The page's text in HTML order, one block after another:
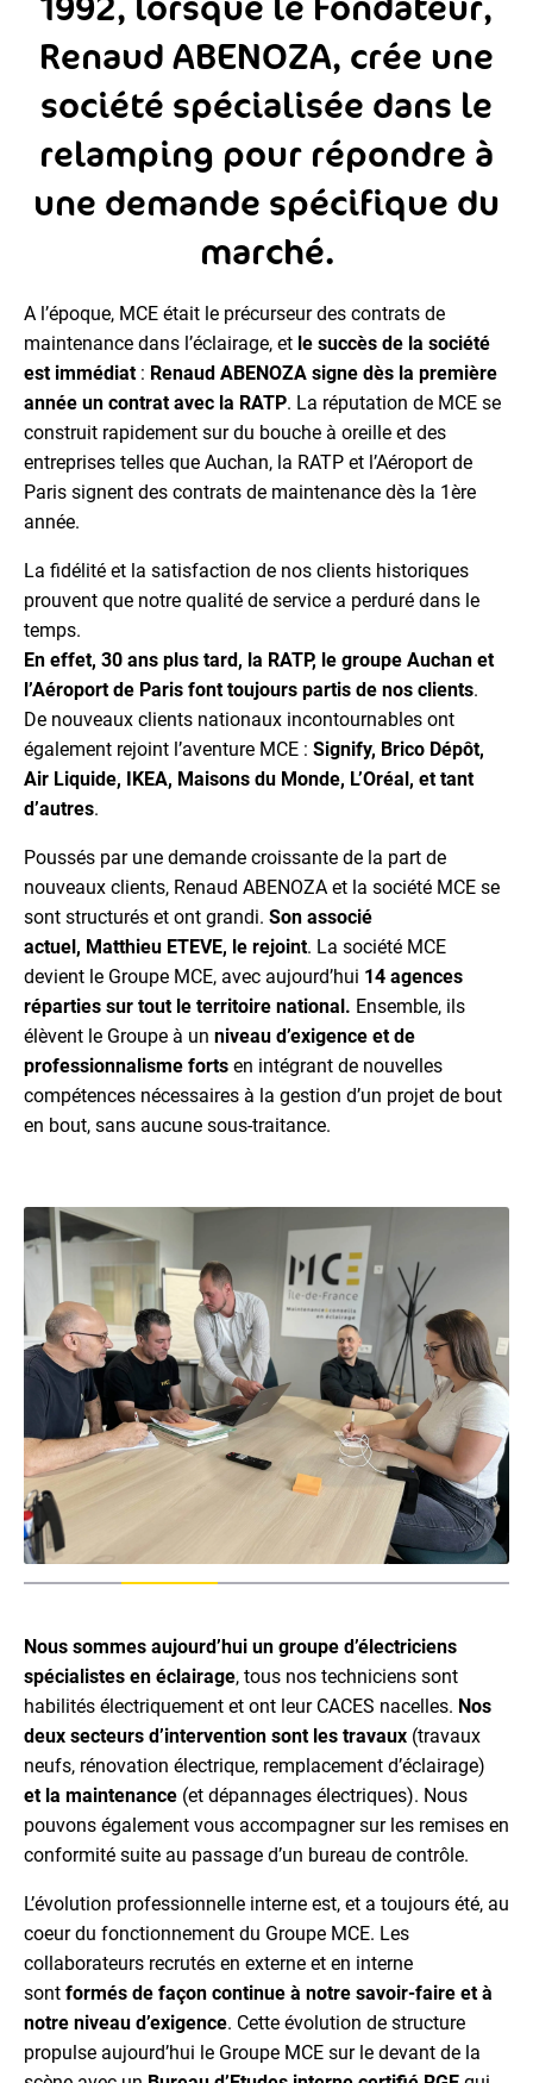
Renaud ABENOZA, crée une
société spécialisée dans le
relamping pour répondre à
une demande spécifique du
marché.
A l’époque, MCE était le précurseur des contrats de
maintenance dans l’éclairage, et le succès de la société
est immédiat: Renaud ABENOZA signe dès la première
année un contrat avec la RATP. La réputation de MCE se
construit rapidement sur du bouche à oreille et des
entreprises telles que Auchan, la RATP et l’Aéroport de
Paris signent des contrats de maintenance dès la 1ère
année.
La fidélité et la satisfaction de nos clients historiques
prouvent que notre qualité de service a perduré dans le
temps.
En effet, 30 ans plus tard, la RATP, le groupe Auchan et
l’Aéroport de Paris font toujours partis de nos clients.
De nouveaux clients nationaux incontournables ont
également rejoint l’aventure MCE : Signify, Brico Dépôt,
Air Liquide, IKEA, Maisons du Monde, L’Oréal, et tant
d’autres.
Poussés par une demande croissante de la part de
nouveaux clients, Renaud ABENOZA et la société MCE se
sont structurés et ont grandi. Son associé
actuel, Matthieu ETEVE, le rejoint. La société MCE
devient le Groupe MCE, avec aujourd’hui 14 agences
réparties sur tout le territoire national. Ensemble, ils
élèvent le Groupe à un niveau d’exigence et de
professionnalisme forts en intégrant de nouvelles
compétences nécessaires à la gestion d’un projet de bout
en bout, sans aucune sous-traitance.
Nous sommes aujourd’hui un groupe d’électriciens
spécialistes en éclairage, tous nos techniciens sont
habilités électriquement et ont leur CACES nacelles. Nos
deux secteurs d’intervention sont les travaux (travaux
neufs, rénovation électrique, remplacement d’éclairage)
et la maintenance (et dépannages électriques). Nous
pouvons également vous accompagner sur les remises en
conformité suite au passage d’un bureau de contrôle.
L’évolution professionnelle interne est, et a toujours été, au
coeur du fonctionnement du Groupe MCE. Les
collaborateurs recrutés en externe et en interne
sont formés de façon continue à notre savoir-faire et à
notre niveau d’exigence. Cette évolution de structure
propulse aujourd’hui le Groupe MCE sur le devant de la